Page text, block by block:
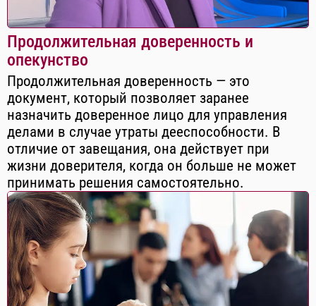
Продолжительная доверенность и
опекунство
Продолжительная доверенность — это
документ, который позволяет заранее
назначить доверенное лицо для управления
делами в случае утраты дееспособности. В
отличие от завещания, она действует при
жизни доверителя, когда он больше не может
принимать решения самостоятельно.